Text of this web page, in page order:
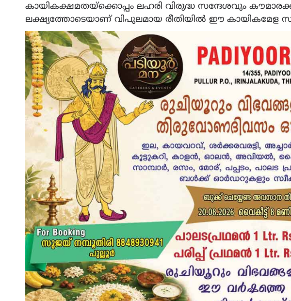
കായികക്ഷമതയ്ക്കൊപ്പം ലഹരി വിരുദ്ധ സന്ദേശവും
ലക്ഷ്യത്തോടെയാണ് വിപുലമായ രീതിയിൽ ഈ കായികമേള